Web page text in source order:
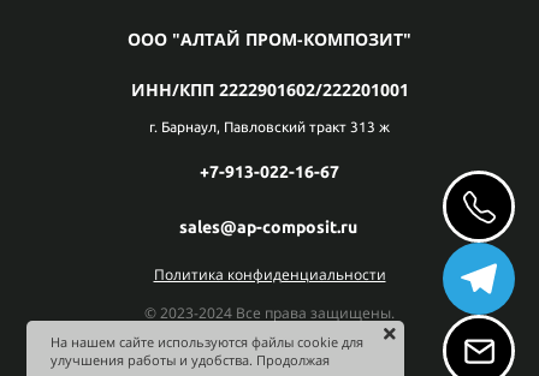
ООО "АЛТАЙ ПРОМ-КОМПОЗИТ"
ИНН/КПП 2222901602/222201001
г. Барнаул, Павловский тракт 313 ж
+7-913-022-16-67
sales@ap-composit.ru
Политика конфиденциальности
© 2023-2024 Все права защищены.
На нашем сайте используются файлы cookie для
улучшения работы и удобства. Продолжая